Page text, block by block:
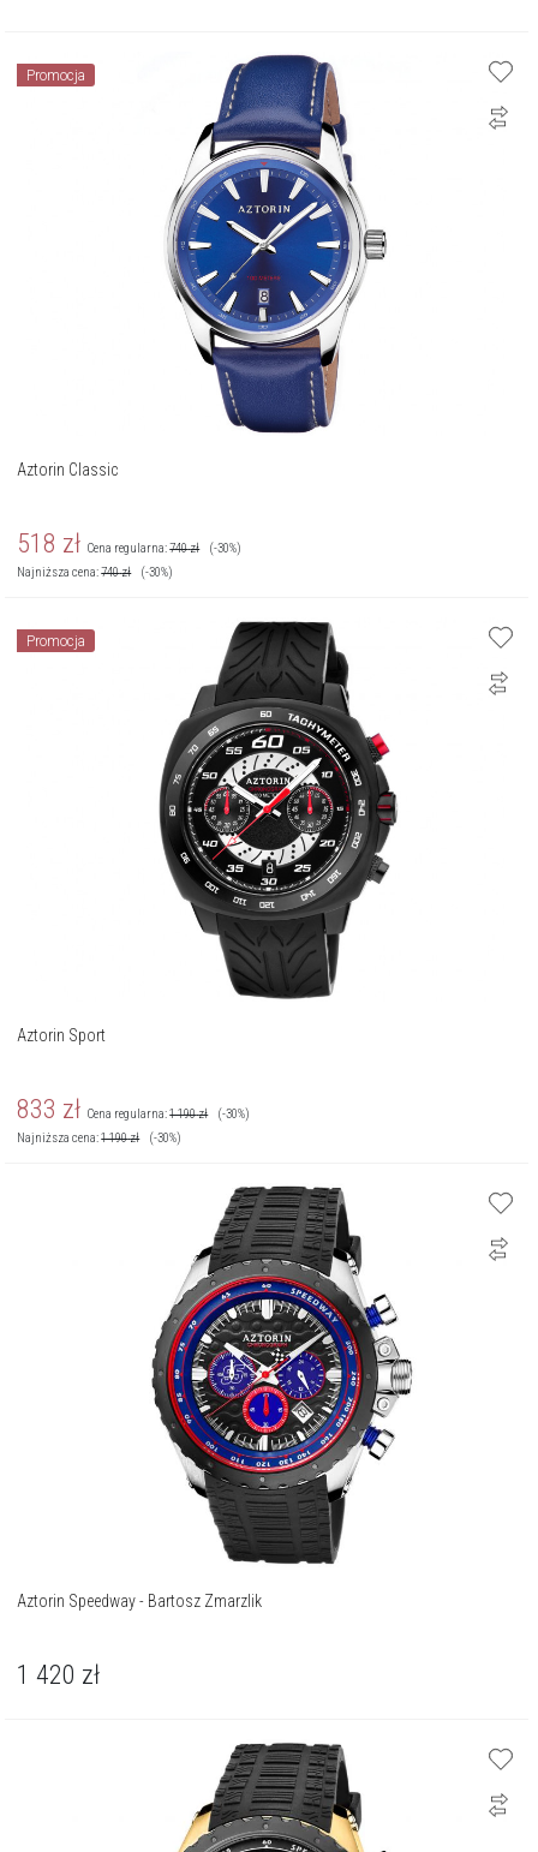
Promocja
Aztorin Classic
518 zł Cena regularna:740zł
(-30%)
Najniższa cena:740zł (-30%)
Promocja
Aztorin Sport
833 zł Cena regularna:1 190zł
(-30%)
Najniższa cena:1 190zł (-30%)
Aztorin Speedway - Bartosz Zmarzlik
1 420 zł